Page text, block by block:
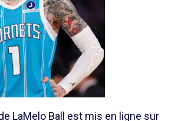
LaMelo Ball est mis en ligne sur